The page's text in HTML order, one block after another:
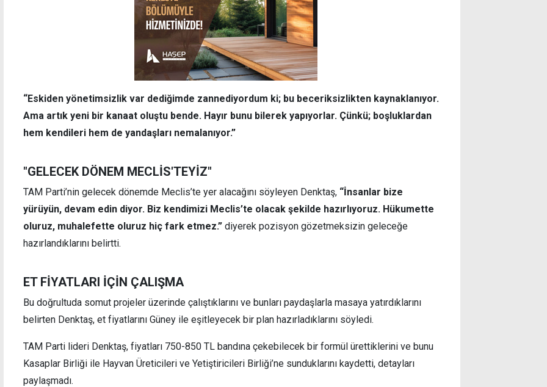
“Eskiden yönetimsizlik var dediğimde zannediyordum ki; bu beceriksizlikten kaynaklanıyor.
Ama artık yeni bir kanaat oluştu bende. Hayır bunu bilerek yapıyorlar. Çünkü; boşluklardan
hem kendileri hem de yandaşları nemalanıyor.”
"GELECEK DÖNEM MECLİS'TEYİZ"
TAM Parti’nin gelecek dönemde Meclis’te yer alacağını söyleyen Denktaş, “İnsanlar bize
yürüyün, devam edin diyor. Biz kendimizi Meclis’te olacak şekilde hazırlıyoruz. Hükumette
oluruz, muhalefette oluruz hiç fark etmez.” diyerek pozisyon gözetmeksizin geleceğe
hazırlandıklarını belirtti.
ET FİYATLARI İÇİN ÇALIŞMA
Bu doğrultuda somut projeler üzerinde çalıştıklarını ve bunları paydaşlarla masaya yatırdıklarını
belirten Denktaş, et fiyatlarını Güney ile eşitleyecek bir plan hazırladıklarını söyledi.
TAM Parti lideri Denktaş, fiyatları 750-850 TL bandına çekebilecek bir formül ürettiklerini ve bunu
Kasaplar Birliği ile Hayvan Üreticileri ve Yetiştiricileri Birliği’ne sunduklarını kaydetti, detayları
paylaşmadı.